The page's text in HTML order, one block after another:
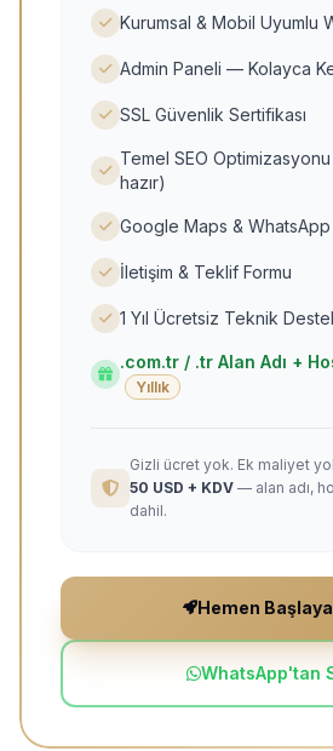
Kurumsal & Mobil Uyumlu
Admin Paneli — Kolayca
SSL Güvenlik Sertifikası
Temel SEO
hazır)
Google Maps &
İletişim & Teklif Formu
1 Yıl Ücretsiz Teknik
.com.tr / .tr Alan Adı +
Yıllık
Gizli ücret yok. Ek maliyet
50 USD + KDV — alan adı,
dahil.
Hemen
WhatsApp'tan